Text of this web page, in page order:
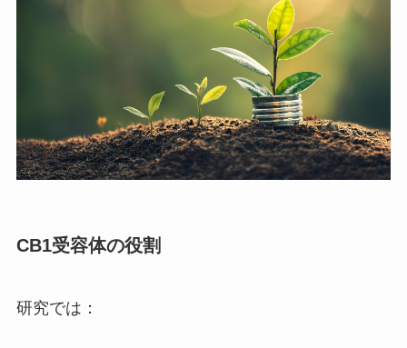
CB1受容体の役割
研究では：